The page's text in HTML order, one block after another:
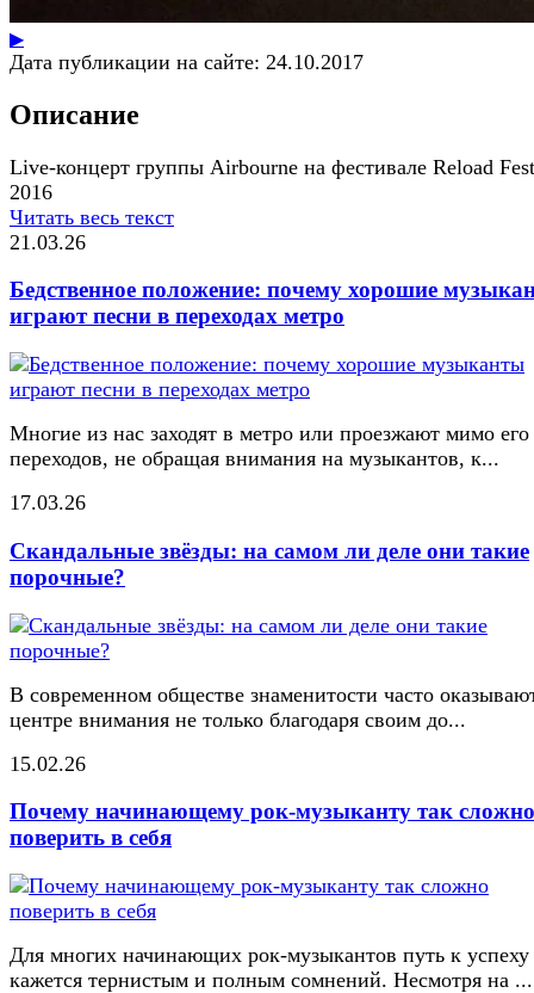
▶
Дата публикации на сайте: 24.10.2017
Описание
Live-концерт группы Airbourne на фестивале Reload
2016
Читать весь текст
21.03.26
Бедственное положение: почему хорошие
играют песни в переходах метро
Многие из нас заходят в метро или проезжают мимо его
переходов, не обращая внимания на музыкантов, к...
17.03.26
Скандальные звёзды: на самом ли деле они такие
порочные?
В современном обществе знаменитости часто
центре внимания не только благодаря своим до...
15.02.26
Почему начинающему рок-музыканту так сложно
поверить в себя
Для многих начинающих рок-музыкантов путь к успеху
кажется тернистым и полным сомнений. Несмотря на ...